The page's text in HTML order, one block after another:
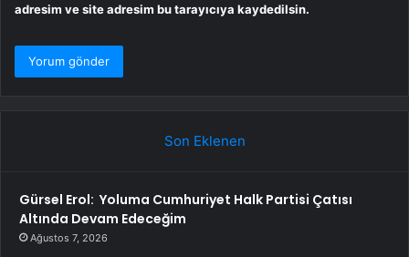
adresim ve site adresim bu tarayıcıya kaydedilsin.
Son Eklenen
Gürsel Erol: Yoluma Cumhuriyet Halk Partisi Çatısı
Altında Devam Edeceğim
Ağustos 7, 2026